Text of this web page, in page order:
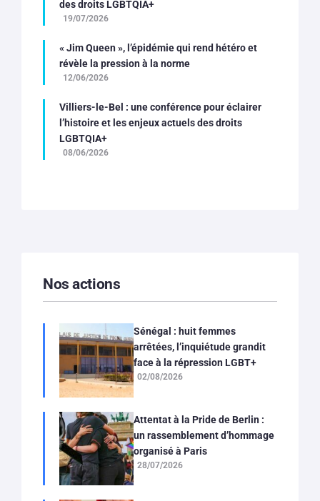
des droits LGBTQIA+
19/07/2026
« Jim Queen », l’épidémie qui rend hétéro et
révèle la pression à la norme
12/06/2026
Villiers-le-Bel : une conférence pour éclairer
l’histoire et les enjeux actuels des droits
LGBTQIA+
08/06/2026
Nos actions
Sénégal : huit femmes
arrêtées, l’inquiétude grandit
face à la répression LGBT+
02/08/2026
Attentat à la Pride de Berlin :
un rassemblement d’hommage
organisé à Paris
28/07/2026